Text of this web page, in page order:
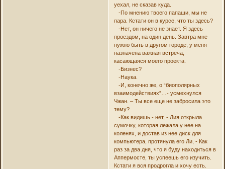
уехал, не сказав куда.
-По мнению твоего папаши, мы не
пара. Кстати он в курсе, что ты здесь?
-Нет, он ничего не знает. Я здесь
проездом, на один день. Завтра мне
нужно быть в другом городе, у меня
назначена важная встреча,
касающаяся моего проекта.
-Бизнес?
-Наука.
-И, конечно же, о “биополярных
взаимодействиях”…- усмехнулся
Чжан. – Ты все еще не забросила это
тему?
-Как видишь - нет, - Лия открыла
сумочку, которая лежала у нее на
коленях, и достав из нее диск для
компьютера, протянула его Ли, - Как
раз за два дня, что я буду находиться в
Аппермосте, ты успеешь его изучить.
Кстати я вся продрогла и хочу есть.